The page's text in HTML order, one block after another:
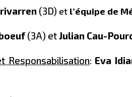
(3D) et l’équipe de
(3A) etJulian Cau-
Responsabilisation: Eva